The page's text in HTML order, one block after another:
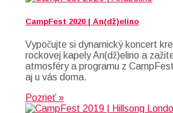
CampFest 2020 | An(dž)elino
Vypočujte si dynamický koncert
rockovej kapely An(dž)elino a
atmosféry a programu z
aj u vás doma.
Pozrieť »